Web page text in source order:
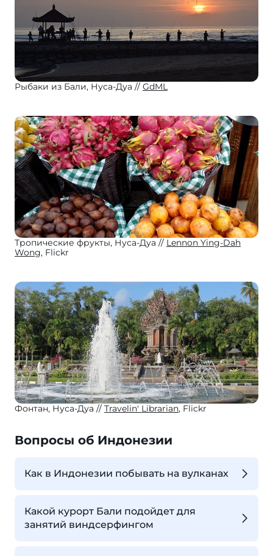
Рыбаки из Бали, Нуса-Дуа GdML
Тропические фрукты, Нуса-Дуа
Lennon Ying-Dah
Wong, Flickr
Фонтан, Нуса-Дуа Travelin' Librarian, Flickr
Вопросы об Индонезии
Как в Индонезии побывать на вулканах
Какой курорт Бали подойдет для
занятий виндсерфингом